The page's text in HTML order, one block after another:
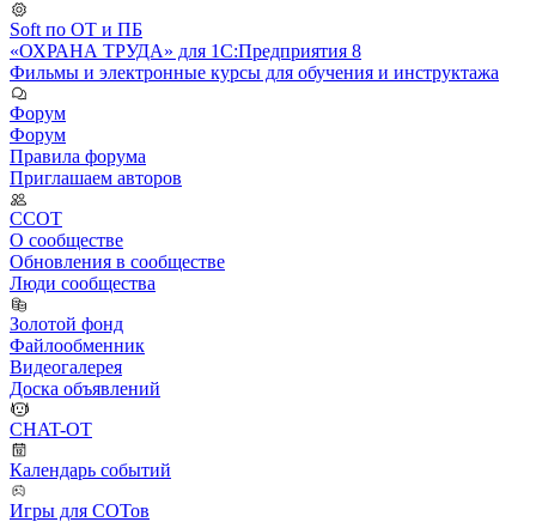
Soft по ОТ и ПБ
«ОХРАНА ТРУДА» для 1С:Предприятия 8
Фильмы и электронные курсы для обучения и инструктажа
Форум
Форум
Правила форума
Приглашаем авторов
ССОТ
О сообществе
Обновления в сообществе
Люди сообщества
Золотой фонд
Файлообменник
Видеогалерея
Доска объявлений
CHAT-OT
Календарь событий
Игры для СОТов